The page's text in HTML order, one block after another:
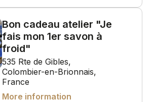
Bon cadeau atelier "Je
fais mon 1er savon à
froid"
535 Rte de Gibles,
Colombier-en-Brionnais,
France
More information